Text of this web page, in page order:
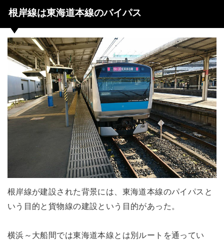
根岸線は東海道本線のバイパス
根岸線が建設された背景には、東海道本線のパイパスと
いう目的と貨物線の建設という目的があった。
横浜～大船間では東海道本線とは別ルートを通ってい